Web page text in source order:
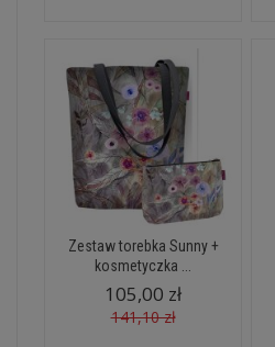
Zestaw torebka Sunny +
kosmetyczka ...
105,00 zł
141,10 zł